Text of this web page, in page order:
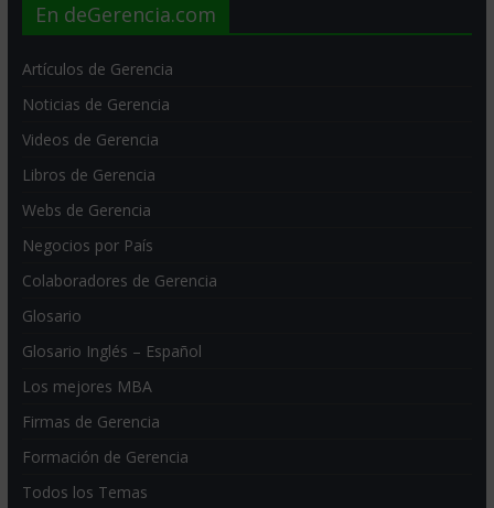
En deGerencia.com
Artículos de Gerencia
Noticias de Gerencia
Videos de Gerencia
Libros de Gerencia
Webs de Gerencia
Negocios por País
Colaboradores de Gerencia
Glosario
Glosario Inglés – Español
Los mejores MBA
Firmas de Gerencia
Formación de Gerencia
Todos los Temas